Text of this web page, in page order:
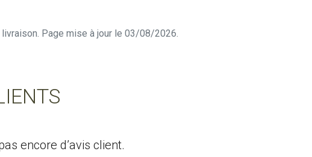
Page mise à jour le 03/08/2026.
encore d’avis client.